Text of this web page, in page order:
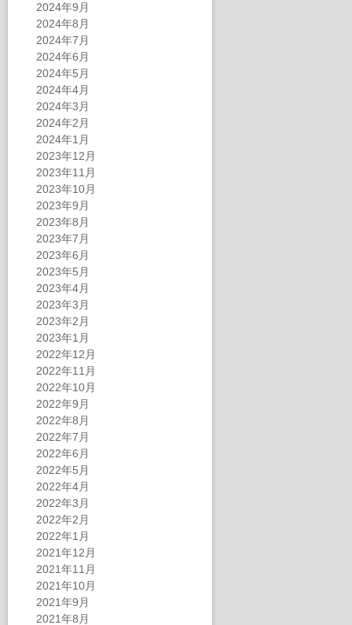
2024年9月
2024年8月
2024年7月
2024年6月
2024年5月
2024年4月
2024年3月
2024年2月
2024年1月
2023年12月
2023年11月
2023年10月
2023年9月
2023年8月
2023年7月
2023年6月
2023年5月
2023年4月
2023年3月
2023年2月
2023年1月
2022年12月
2022年11月
2022年10月
2022年9月
2022年8月
2022年7月
2022年6月
2022年5月
2022年4月
2022年3月
2022年2月
2022年1月
2021年12月
2021年11月
2021年10月
2021年9月
2021年8月